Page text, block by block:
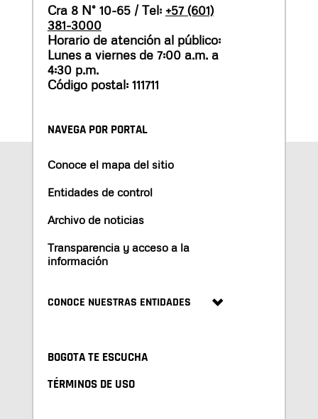
Cra 8 N° 10-65 / Tel: +57 (601)
381-3000
Horario de atención al público:
Lunes a viernes de 7:00 a.m. a
4:30 p.m.
Código postal: 111711
NAVEGA POR PORTAL
Conoce el mapa del sitio
Entidades de control
Archivo de noticias
Transparencia y acceso a la
información
CONOCE NUESTRAS ENTIDADES
BOGOTA TE ESCUCHA
TÉRMINOS DE USO